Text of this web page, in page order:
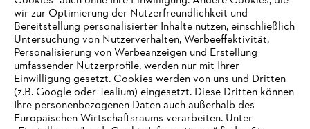
wir zur Optimierung der Nutzerfreundlichkeit und
Bereitstellung personalisierter Inhalte nutzen, einschließlich
Untersuchung von Nutzerverhalten, Werbeeffektivität,
Personalisierung von Werbeanzeigen und Erstellung
umfassender Nutzerprofile, werden nur mit Ihrer
Einwilligung gesetzt. Cookies werden von uns und Dritten
(z.B. Google oder Tealium) eingesetzt. Diese Dritten können
Ihre personenbezogenen Daten auch außerhalb des
Europäischen Wirtschaftsraums verarbeiten. Unter